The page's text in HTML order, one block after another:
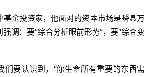
基金投资家，他面对的资本市场是瞬息万
调：要“综合分析眼前形势”，要“综合变
们要认识到，“你生命所有重要的东西需